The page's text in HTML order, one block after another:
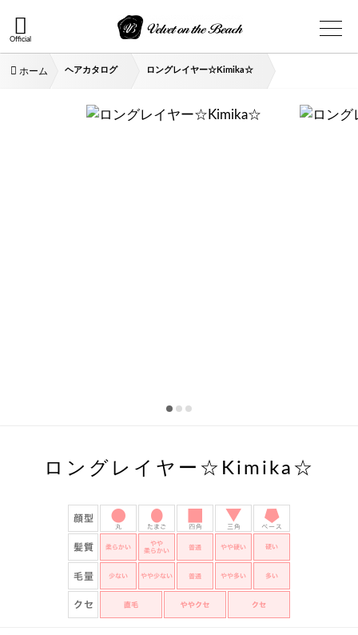
Official
ホーム ヘアカタログ ロングレイヤー☆Kimika☆
ロングレイヤー☆Kimika☆